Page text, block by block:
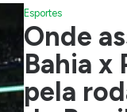
Esportes
Onde
Bahia x
pela